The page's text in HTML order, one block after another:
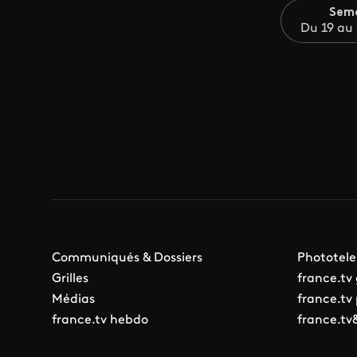
Du 19
Communiqués & Dossiers
Grilles
Médias
france.tv hebdo
Phototele
france.tv
france.tv